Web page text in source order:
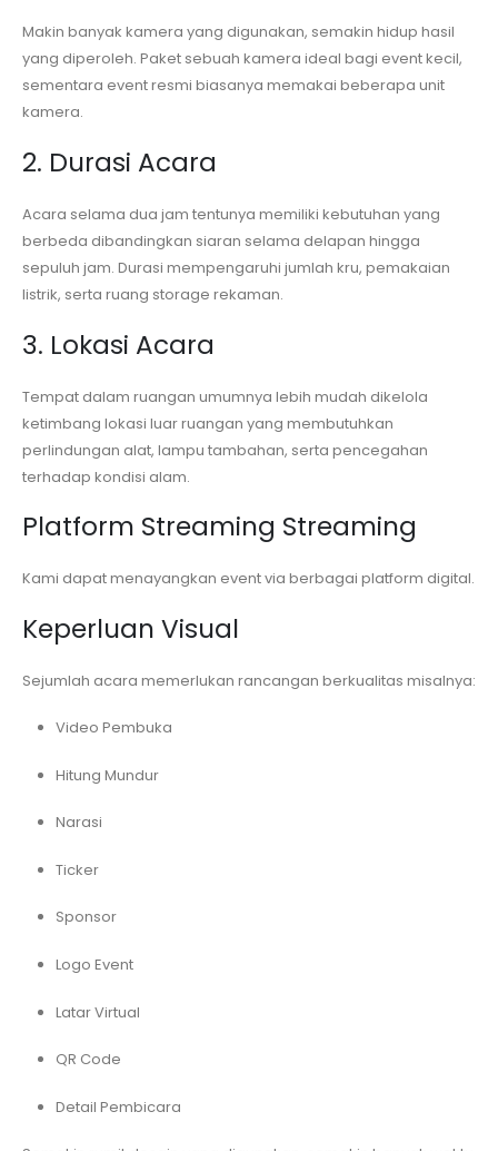
Makin banyak kamera yang digunakan, semakin hidup hasil
yang diperoleh. Paket sebuah kamera ideal bagi event kecil,
sementara event resmi biasanya memakai beberapa unit
kamera.
2. Durasi Acara
Acara selama dua jam tentunya memiliki kebutuhan yang
berbeda dibandingkan siaran selama delapan hingga
sepuluh jam. Durasi mempengaruhi jumlah kru, pemakaian
listrik, serta ruang storage rekaman.
3. Lokasi Acara
Tempat dalam ruangan umumnya lebih mudah dikelola
ketimbang lokasi luar ruangan yang membutuhkan
perlindungan alat, lampu tambahan, serta pencegahan
terhadap kondisi alam.
Platform Streaming Streaming
Kami dapat menayangkan event via berbagai platform digital.
Keperluan Visual
Sejumlah acara memerlukan rancangan berkualitas misalnya:
Video Pembuka
Hitung Mundur
Narasi
Ticker
Sponsor
Logo Event
Latar Virtual
QR Code
Detail Pembicara